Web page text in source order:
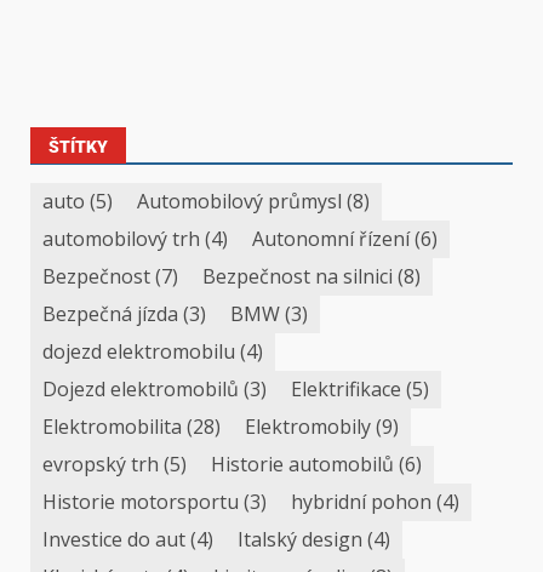
ŠTÍTKY
auto (5) Automobilový průmysl (8)
automobilový trh (4) Autonomní řízení(6)
Bezpečnost(7) Bezpečnost na silnici (8)
Bezpečná jízda (3) BMW(3)
dojezd elektromobilu (4)
Dojezd elektromobilů (3) Elektrifikace (5)
Elektromobilita (28) Elektromobily(9)
evropský trh (5) Historie automobilů (6)
Historie motorsportu (3) hybridní pohon (4)
Investice do aut(4) Italský design (4)